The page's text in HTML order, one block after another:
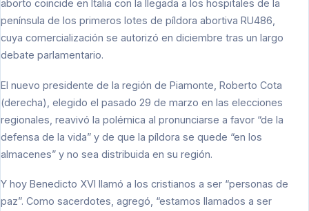
aborto coincide en Italia con la llegada a los hospitales de la
península de los primeros lotes de píldora abortiva RU486,
cuya comercialización se autorizó en diciembre tras un largo
debate parlamentario.
El nuevo presidente de la región de Piamonte, Roberto Cota
(derecha), elegido el pasado 29 de marzo en las elecciones
regionales, reavivó la polémica al pronunciarse a favor “de la
defensa de la vida” y de que la píldora se quede “en los
almacenes” y no sea distribuida en su región.
Y hoy Benedicto XVI llamó a los cristianos a ser “personas de
paz”. Como sacerdotes, agregó, “estamos llamados a ser